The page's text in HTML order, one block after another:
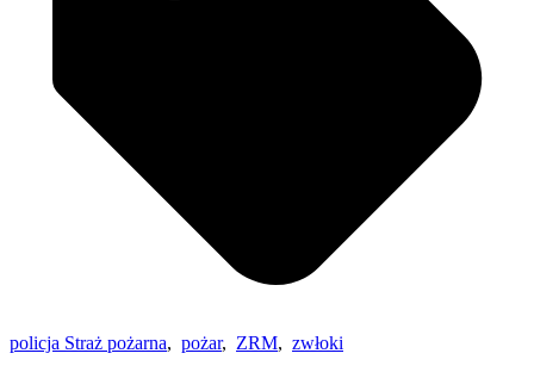
policja Straż pożarna, pożar, ZRM, zwłoki